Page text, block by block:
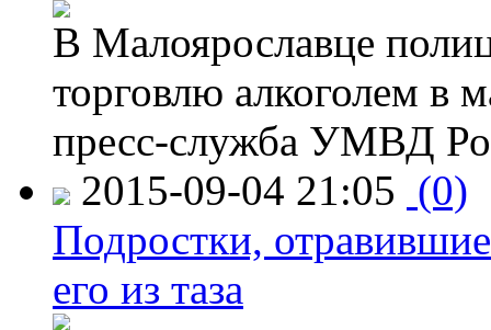
В Малоярославце
торговлю алкоголем в
пресс-служба УМВД
2015-09-04 21:05 (0)
Подростки,
его из таза